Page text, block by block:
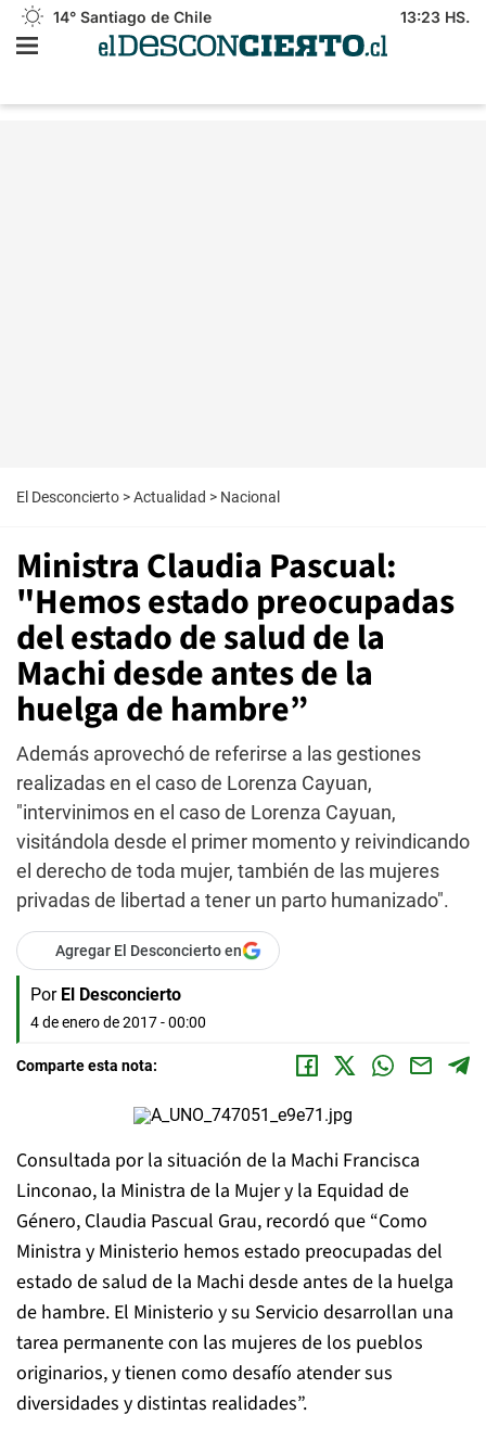
14° Santiago de Chile 13:23 HS.
El Desconcierto >Actualidad > Nacional
Ministra Claudia Pascual:
"Hemos estado preocupadas
del estado de salud de la
Machi desde antes de la
huelga de hambre”
Además aprovechó de referirse a las gestiones
realizadas en el caso de Lorenza Cayuan,
"intervinimos en el caso de Lorenza Cayuan,
visitándola desde el primer momento y reivindicando
el derecho de toda mujer, también de las mujeres
privadas de libertad a tener un parto humanizado".
Agregar El Desconcierto en
Por El Desconcierto
4 de enero de 2017 - 00:00
Comparte esta nota:
Consultada por la situación de la Machi Francisca
Linconao, la Ministra de la Mujer y la Equidad de
Género, Claudia Pascual Grau, recordó que “Como
Ministra y Ministerio hemos estado preocupadas del
estado de salud de la Machi desde antes de la huelga
de hambre. El Ministerio y su Servicio desarrollan una
tarea permanente con las mujeres de los pueblos
originarios, y tienen como desafío atender sus
diversidades y distintas realidades”.